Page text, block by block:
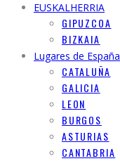
EUSKALHERRIA
GIPUZCOA
BIZKAIA
Lugares de España
CATALUÑA
GALICIA
LEON
BURGOS
ASTURIAS
CANTABRIA